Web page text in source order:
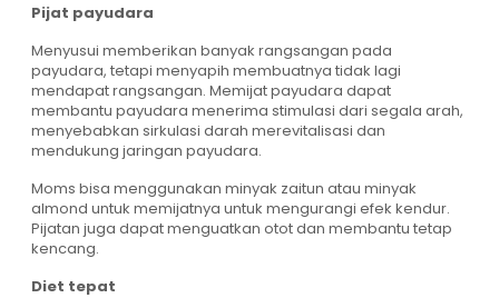
Pijat payudara
Menyusui memberikan banyak rangsangan pada
payudara, tetapi menyapih membuatnya tidak lagi
mendapat rangsangan. Memijat payudara dapat
membantu payudara menerima stimulasi dari segala arah,
menyebabkan sirkulasi darah merevitalisasi dan
mendukung jaringan payudara.
Moms bisa menggunakan minyak zaitun atau minyak
almond untuk memijatnya untuk mengurangi efek kendur.
Pijatan juga dapat menguatkan otot dan membantu tetap
kencang.
Diet tepat